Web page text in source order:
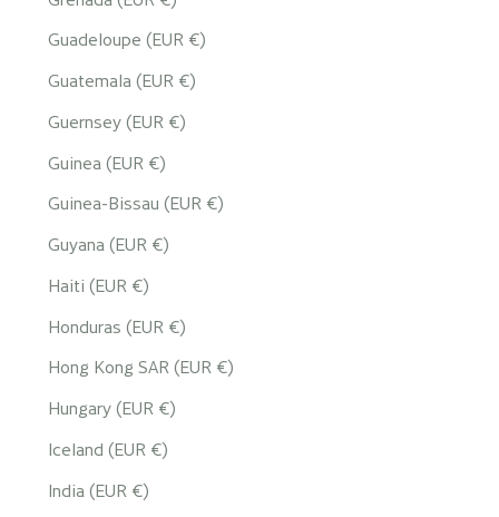
Guadeloupe (EUR €)
Guatemala (EUR €)
Guernsey (EUR €)
Guinea (EUR €)
Guinea-Bissau (EUR €)
Guyana (EUR €)
Haiti (EUR €)
Honduras (EUR €)
Hong Kong SAR (EUR €)
Hungary (EUR €)
Iceland (EUR €)
India (EUR €)